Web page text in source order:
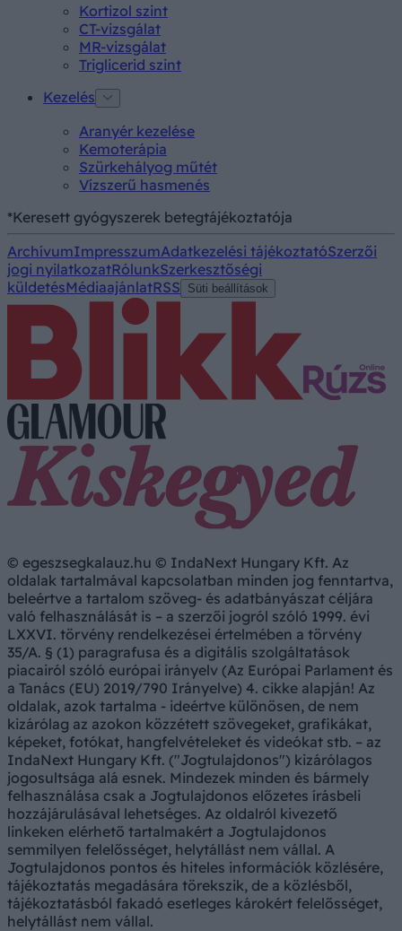
Kortizol szint
CT-vizsgálat
MR-vizsgálat
Triglicerid szint
Kezelés
Aranyér kezelése
Kemoterápia
Szürkehályog műtét
Vízszerű hasmenés
*Keresett gyógyszerek betegtájékoztatója
ArchívumImpresszumAdatkezelési tájékoztatóSzerzői
jogi nyilatkozatRólunkSzerkesztőségi
küldetésMédiaajánlatRSS Süti beállítások
© egeszsegkalauz.hu © IndaNext Hungary Kft. Az
oldalak tartalmával kapcsolatban minden jog fenntartva,
beleértve a tartalom szöveg- és adatbányászat céljára
való felhasználását is – a szerzői jogról szóló 1999. évi
LXXVI. törvény rendelkezései értelmében a törvény
35/A. § (1) paragrafusa és a digitális szolgáltatások
piacairól szóló európai irányelv (Az Európai Parlament és
a Tanács (EU) 2019/790 Irányelve) 4. cikke alapján! Az
oldalak, azok tartalma - ideértve különösen, de nem
kizárólag az azokon közzétett szövegeket, grafikákat,
képeket, fotókat, hangfelvételeket és videókat stb. – az
IndaNext Hungary Kft. ("Jogtulajdonos") kizárólagos
jogosultsága alá esnek. Mindezek minden és bármely
felhasználása csak a Jogtulajdonos előzetes írásbeli
hozzájárulásával lehetséges. Az oldalról kivezető
linkeken elérhető tartalmakért a Jogtulajdonos
semmilyen felelősséget, helytállást nem vállal. A
Jogtulajdonos pontos és hiteles információk közlésére,
tájékoztatás megadására törekszik, de a közlésből,
tájékoztatásból fakadó esetleges károkért felelősséget,
helytállást nem vállal.